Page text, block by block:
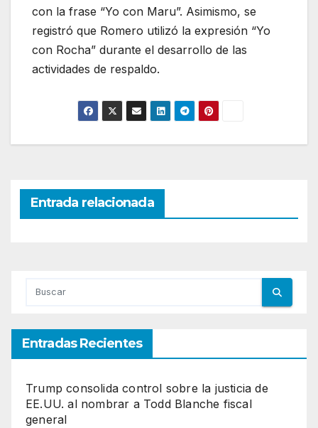
con la frase “Yo con Maru”. Asimismo, se
registró que Romero utilizó la expresión “Yo
con Rocha” durante el desarrollo de las
actividades de respaldo.
Entrada relacionada
Entradas Recientes
Trump consolida control sobre la justicia de
EE.UU. al nombrar a Todd Blanche fiscal
general